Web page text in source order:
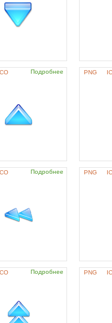
Подробнее PNG
Подробнее PNG
Подробнее PNG